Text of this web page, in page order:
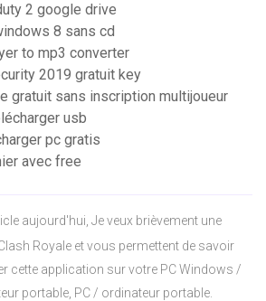
2 google drive
8 sans cd
to mp3 converter
2019 gratuit key
gratuit sans inscription multijoueur
usb
pc gratis
avec free
aujourd'hui, Je veux brièvement une
Royale et vous permettent de savoir
cette application sur votre PC Windows /
portable, PC / ordinateur portable.